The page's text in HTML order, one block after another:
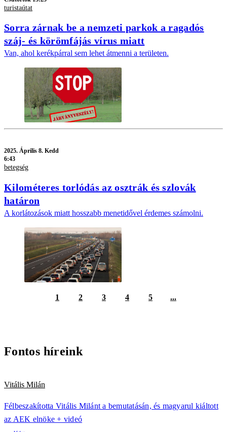
turistaútat
Sorra zárnak be a nemzeti parkok a ragadós
száj- és körömfájás vírus miatt
Van, ahol kerékpárral sem lehet átmenni a területen.
2025. Április 8. Kedd
6:43
betegség
Kilométeres torlódás az osztrák és szlovák
határon
A korlátozások miatt hosszabb menetidővel érdemes számolni.
1 2 3 4 5 ...
Fontos híreink
Vitális Milán
Félbeszakította Vitális Milánt a bemutatásán, és magyarul kiáltott
az AEK elnöke + videó